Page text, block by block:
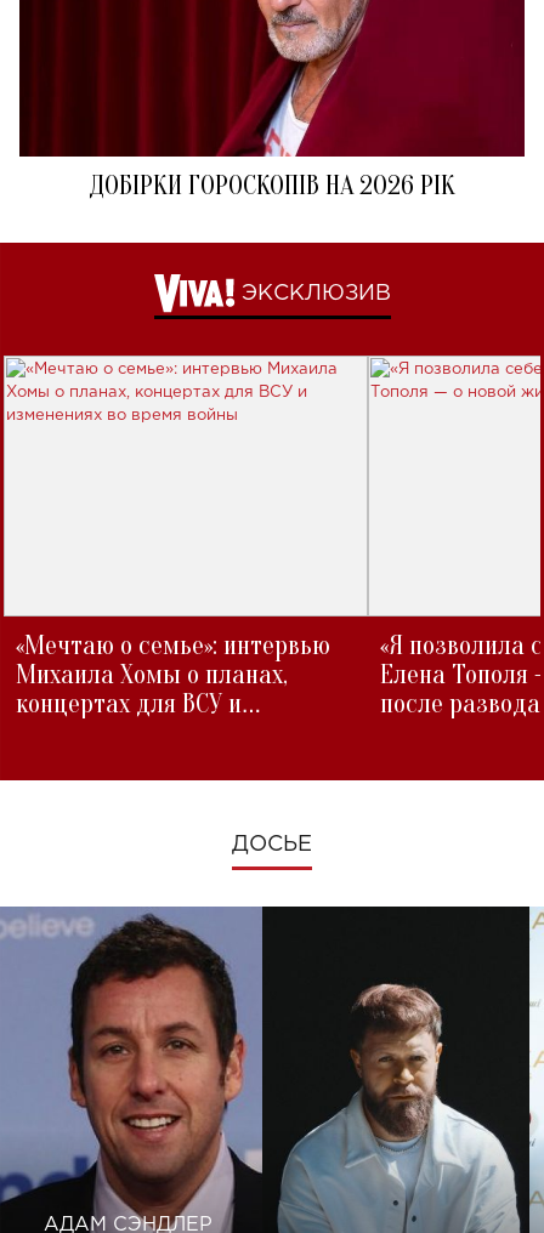
ДОБІРКИ ГОРОСКОПІВ НА 2026 РІК
ЭКСКЛЮЗИВ
«Мечтаю о семье»: интервью
Михаила Хомы о планах,
концертах для ВСУ и
«Я позволила
Елена Тополя
после развода
ДОСЬЕ
АДАМ СЭНДЛЕР